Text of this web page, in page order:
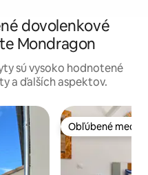
dovolenkové
Mondragon
sú vysoko hodnotené
a ďalších aspektov.
Obľúbené medzi
Obľúbené medzi